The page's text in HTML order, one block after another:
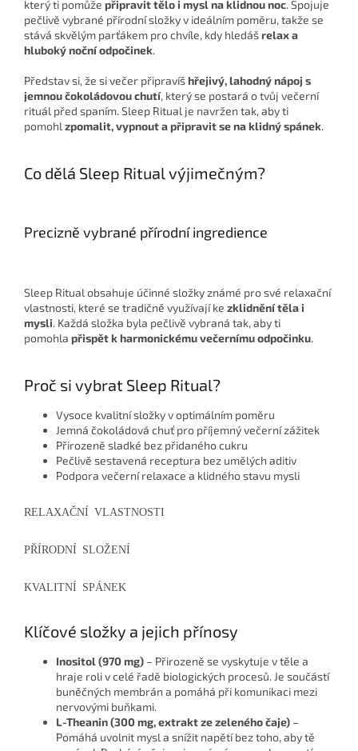
který ti pomůže připravit tělo i mysl na klidnou noc. Spojuje
pečlivě vybrané přírodní složky v ideálním poměru, takže se
stává skvělým parťákem pro chvíle, kdy hledášrelax a
hluboký noční odpočinek.
Představ si, že si večer připravíšhřejivý, lahodný nápoj s
jemnou čokoládovou chutí, který se postará o tvůj večerní
rituál před spaním. Sleep Ritual je navržen tak, aby ti
pomohl zpomalit, vypnout a připravit se na klidný spánek.
Co dělá Sleep Ritual výjimečným?
Precizně vybrané přírodní ingredience
Sleep Ritual obsahuje účinné složky známé pro své relaxační
vlastnosti, které se tradičně využívají ke zklidnění těla i
mysli. Každá složka byla pečlivě vybraná tak, aby ti
pomohla přispět k harmonickému večernímu odpočinku.
Proč si vybrat Sleep Ritual?
Vysoce kvalitní složky v optimálním poměru
Jemná čokoládová chuť pro příjemný večerní zážitek
Přirozeně sladké bez přidaného cukru
Pečlivě sestavená receptura bez umělých aditiv
Podpora večerní relaxace a klidného stavu mysli
RELAXAČNÍ VLASTNOSTI
PŘÍRODNÍ SLOŽENÍ
KVALITNÍ SPÁNEK
Klíčové složky a jejich přínosy
Inositol (970 mg) – Přirozeně se vyskytuje v těle a
hraje roli v celé řadě biologických procesů. Je součástí
buněčných membrán a pomáhá při komunikaci mezi
nervovými buňkami.
L-Theanin (300 mg, extrakt ze zeleného čaje) –
Pomáhá uvolnit mysl a snížit napětí bez toho, aby tě